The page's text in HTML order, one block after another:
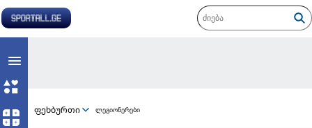
ფეხბურთი ლეგიონერები